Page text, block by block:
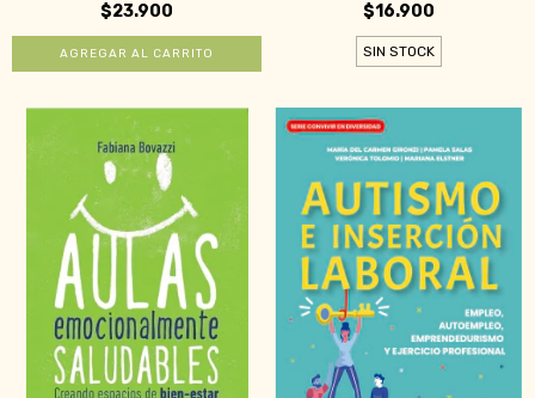
$23.900 $16.900
SIN STOCK